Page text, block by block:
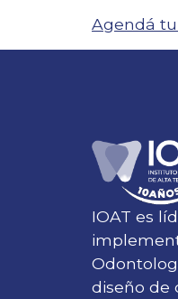
Agendá
IOAT es
diseño de